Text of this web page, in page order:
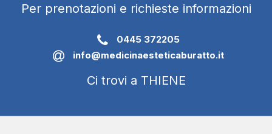
Per prenotazioni e richieste informazioni
0445 372205
info@medicinaesteticaburatto.it
Ci trovi a THIENE